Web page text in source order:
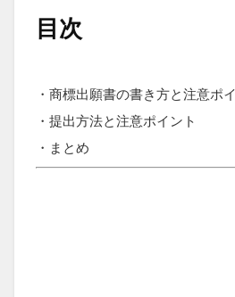
目次
・商標出願書の書き方と注意ポ
・提出方法と注意ポイント
・まとめ